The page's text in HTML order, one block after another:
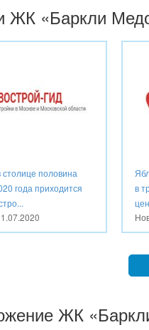
ЖК «Баркли
столице половина
года приходится
в
ЖК